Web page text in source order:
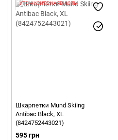
УТОЧНЮЙТЕ НАЯВНІСТЬ
Шкарпетки Mund Skiing
Antibac Black, XL
(8424752443021)
595 грн